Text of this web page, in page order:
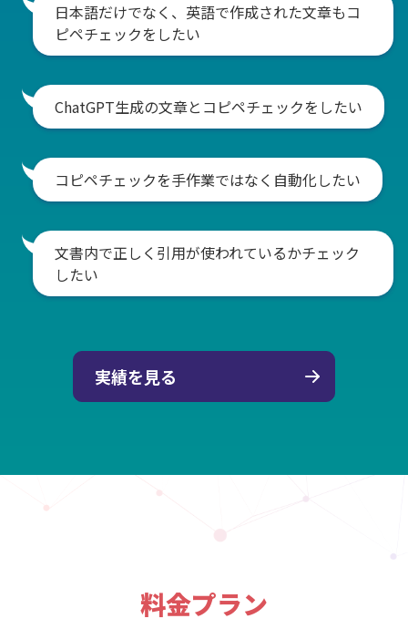
日本語だけでなく、英語で作成された文章もコ
ピペチェックをしたい
ChatGPT生成の文章とコピペチェックをしたい
コピペチェックを手作業ではなく自動化したい
文書内で正しく引用が使われているかチェック
したい
実績を見る
料金プラン